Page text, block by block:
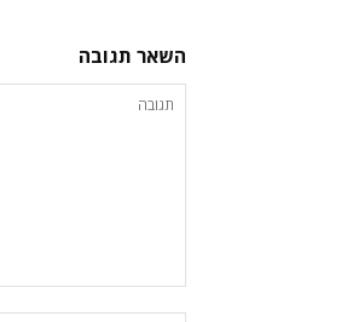
השאר תגובה